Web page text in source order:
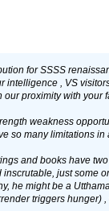
for SSSS
intelligence , VS
proximity with your
weakness
so many limitations in
and books have
just
he might be a
triggers